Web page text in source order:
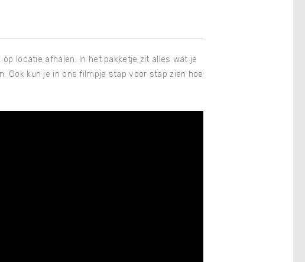
locatie afhalen. In het pakketje zit alles wat je
Ook kun je in ons filmpje stap voor stap zien hoe